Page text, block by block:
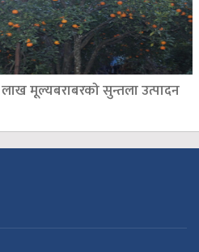
मूल्यबराबरको सुन्तला उत्पादन